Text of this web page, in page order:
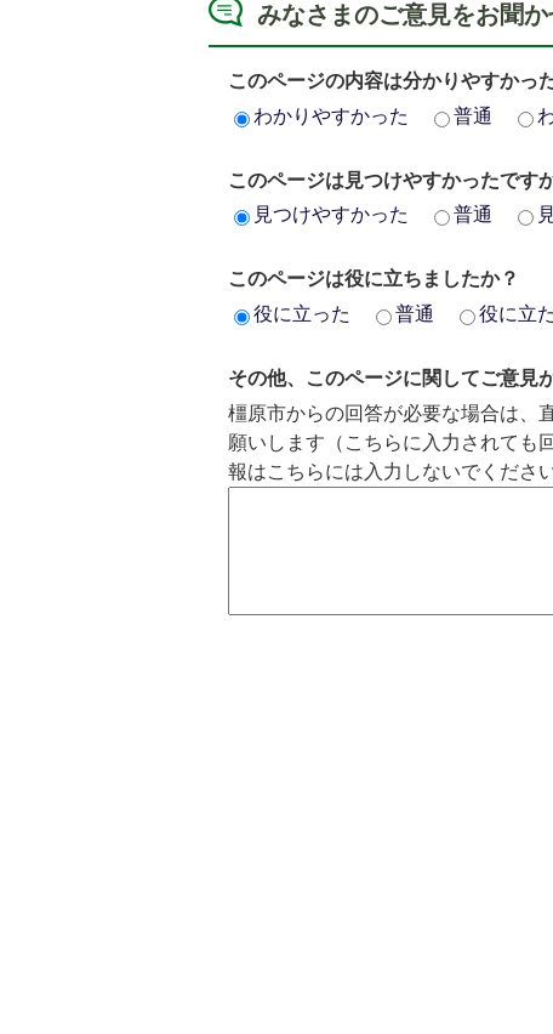
みなさまのご意見をお聞
このページの内容は分かりやすかっ
わかりやすかった
普通
このページは見つけやすかったです
見つけやすかった
普通
このページは役に立ちましたか？
役に立った
普通 役に立
その他、このページに関してご意見
橿原市からの回答が必要な場合は、
願いします（こちらに入力されても
報はこちらには入力しないでください